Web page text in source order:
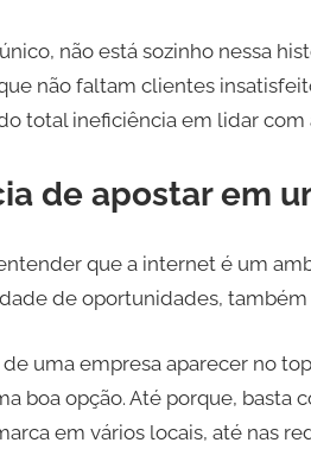
não está sozinho nessa
não faltam clientes
total ineficiência em lidar
de apostar em
que a internet é um
de oportunidades, também
de uma empresa aparecer no
boa opção. Até porque,
em vários locais, até nas